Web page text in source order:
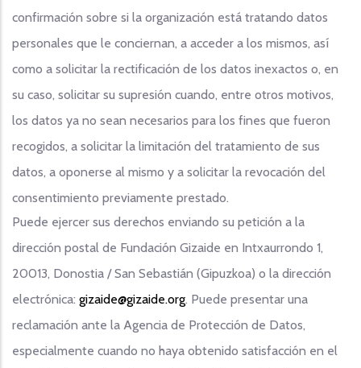
confirmación sobre si la organización está tratando datos
personales que le conciernan, a acceder a los mismos, así
como a solicitar la rectificación de los datos inexactos o, en
su caso, solicitar su supresión cuando, entre otros motivos,
los datos ya no sean necesarios para los fines que fueron
recogidos, a solicitar la limitación del tratamiento de sus
datos, a oponerse al mismo y a solicitar la revocación del
consentimiento previamente prestado.
Puede ejercer sus derechos enviando su petición a la
dirección postal de Fundación Gizaide en Intxaurrondo 1,
20013, Donostia / San Sebastián (Gipuzkoa) o la dirección
electrónica: gizaide@gizaide.org. Puede presentar una
reclamación ante la Agencia de Protección de Datos,
especialmente cuando no haya obtenido satisfacción en el